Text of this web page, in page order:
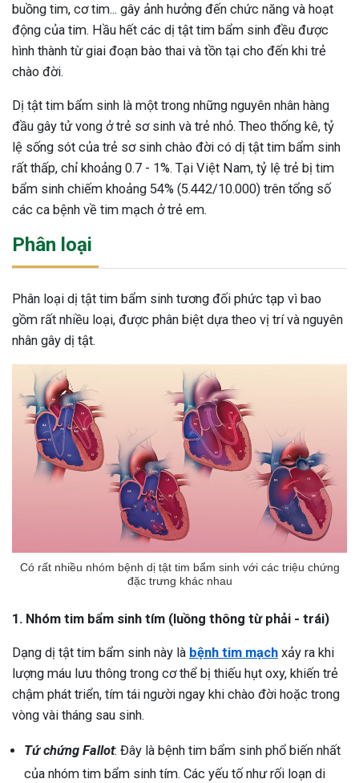
Sau Sinh Có Tự Khỏi
Thông Tin Cần Biết
sau sinh là tình trạng viêm da
phổ biến, khiến đôi bàn tay,
của chị em trở nên khô...
buồng tim, cơ tim... gây ảnh hưởng đến chức năng và hoạt
động của tim. Hầu hết các dị tật tim bẩm sinh đều được
hình thành từ giai đoạn bào thai và tồn tại cho đến khi trẻ
chào đời.
Dị tật tim bẩm sinh là một trong những nguyên nhân hàng
đầu gây tử vong ở trẻ sơ sinh và trẻ nhỏ. Theo thống kê, tỷ
lệ sống sót của trẻ sơ sinh chào đời có dị tật tim bẩm sinh
rất thấp, chỉ khoảng 0.7 - 1%. Tại Việt Nam, tỷ lệ trẻ bị tim
bẩm sinh chiếm khoảng 54% (5.442/10.000) trên tổng số
các ca bệnh về tim mạch ở trẻ em.
Phân loại
Phân loại dị tật tim bẩm sinh tương đối phức tạp vì bao
gồm rất nhiều loại, được phân biệt dựa theo vị trí và nguyên
nhân gây dị tật.
Có rất nhiều nhóm bệnh dị tật tim bẩm sinh với các triệu chứng
đặc trưng khác nhau
1. Nhóm tim bẩm sinh tím (luồng thông từ phải - trái)
Dạng dị tật tim bẩm sinh này là bệnh tim mạch xảy ra khi
lượng máu lưu thông trong cơ thể bị thiếu hụt oxy, khiến trẻ
chậm phát triển, tím tái người ngay khi chào đời hoặc trong
vòng vài tháng sau sinh.
Tứ chứng Fallot: Đây là bệnh tim bẩm sinh phổ biến nhất
của nhóm tim bẩm sinh tím. Các yếu tố như rối loạn di